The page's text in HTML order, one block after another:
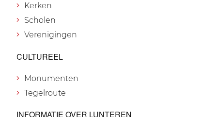
Kerken
Scholen
Verenigingen
CULTUREEL
Monumenten
Tegelroute
INFORMATIE OVER LUNTEREN